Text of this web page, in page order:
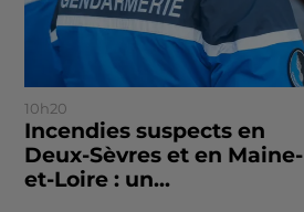
10h20
Incendies suspects en
Deux-Sèvres et en Maine-
et-Loire : un...